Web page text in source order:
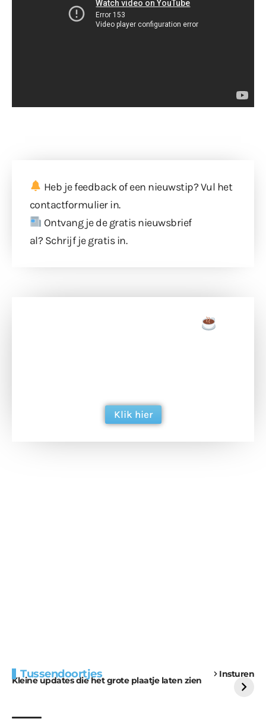
Heb je feedback of een nieuwstip? Vul het
contactformulierin.
Ontvang je de gratis nieuwsbrief
al? Schrijf je gratis in.
Klik hier
Tussendoortjes Insturen
Kleine updates die het grote plaatje laten zien
voor kabouters
uitdaging